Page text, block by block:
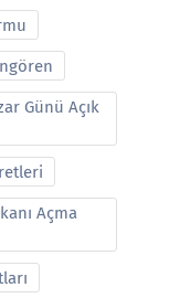
Günü Açık
Açma